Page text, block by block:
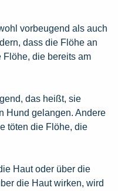
vorbeugend als auch
dass die Flöhe an
die bereits am
das heißt, sie
Hund gelangen. Andere
töten die Flöhe, die
Haut oder über die
die Haut wirken, wird